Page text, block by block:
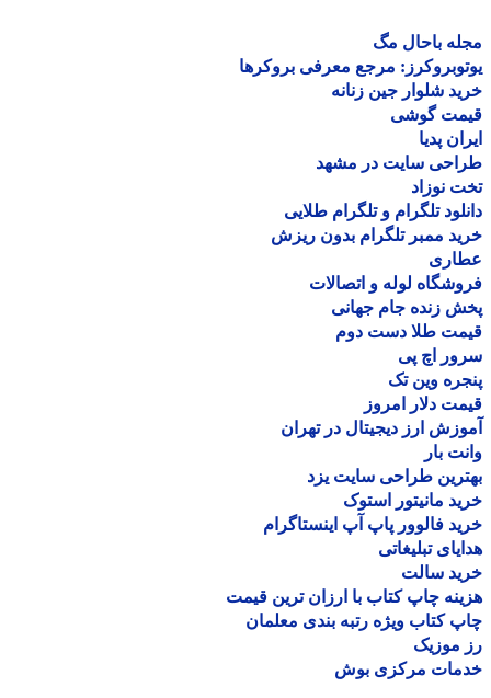
باحال مگ
مرجع معرفی بروکرها
شلوار جین زنانه
گوشی
پدیا
سایت در مشهد
نوزاد
تلگرام و تلگرام طلایی
ممبر تلگرام بدون ریزش
لوله و اتصالات
زنده جام جهانی
طلا دست دوم
اچ پی
وین تک
دلار امروز
ارز دیجیتال در تهران
بار
طراحی سایت یزد
مانیتور استوک
فالوور پاپ آپ اینستاگرام
تبلیغاتی
سالت
چاپ کتاب با ارزان ترین قیمت
کتاب ویژه رتبه بندی معلمان
موزیک
مرکزی بوش